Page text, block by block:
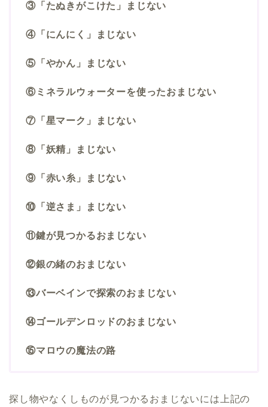
③「たぬきがこけた」まじない
④「にんにく」まじない
⑤「やかん」まじない
⑥ミネラルウォーターを使ったおまじない
⑦「星マーク」まじない
⑧「妖精」まじない
⑨「赤い糸」まじない
⑩「逆さま」まじない
⑪鍵が見つかるおまじない
⑫銀の緒のおまじない
⑬バーベインで探索のおまじない
⑭ゴールデンロッドのおまじない
⑮マロウの魔法の路
探し物やなくしものが見つかるおまじないには上記の